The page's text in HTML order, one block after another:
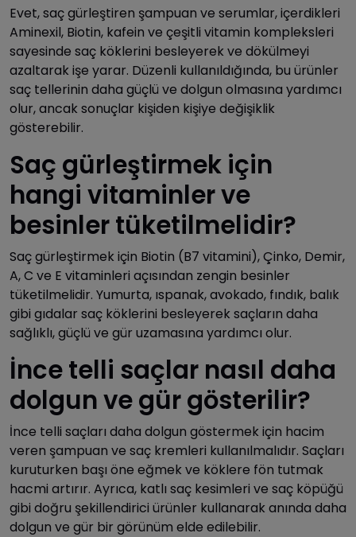
Evet, saç gürleştiren şampuan ve serumlar, içerdikleri
Aminexil, Biotin, kafein ve çeşitli vitamin kompleksleri
sayesinde saç köklerini besleyerek ve dökülmeyi
azaltarak işe yarar. Düzenli kullanıldığında, bu ürünler
saç tellerinin daha güçlü ve dolgun olmasına yardımcı
olur, ancak sonuçlar kişiden kişiye değişiklik
gösterebilir.
Saç gürleştirmek için
hangi vitaminler ve
besinler tüketilmelidir?
Saç gürleştirmek için Biotin (B7 vitamini), Çinko, Demir,
A, C ve E vitaminleri açısından zengin besinler
tüketilmelidir. Yumurta, ıspanak, avokado, fındık, balık
gibi gıdalar saç köklerini besleyerek saçların daha
sağlıklı, güçlü ve gür uzamasına yardımcı olur.
İnce telli saçlar nasıl daha
dolgun ve gür gösterilir?
İnce telli saçları daha dolgun göstermek için hacim
veren şampuan ve saç kremleri kullanılmalıdır. Saçları
kuruturken başı öne eğmek ve köklere fön tutmak
hacmi artırır. Ayrıca, katlı saç kesimleri ve saç köpüğü
gibi doğru şekillendirici ürünler kullanarak anında daha
dolgun ve gür bir görünüm elde edilebilir.